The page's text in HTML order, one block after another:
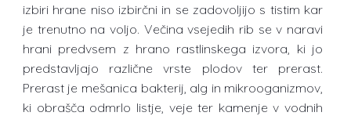
izbiri hrane niso izbirčni in se zadovoljijo s tistim kar
je trenutno na voljo. Večina vsejedih rib se v naravi
hrani predvsem z hrano rastlinskega izvora, ki jo
predstavljajo različne vrste plodov ter prerast.
Prerast je mešanica bakterij, alg in mikrooganizmov,
ki obrašča odmrlo listje, veje ter kamenje v vodnih